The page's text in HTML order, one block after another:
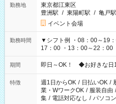
勤務地
東京都江東区
豊洲駅 / 東陽町駅 / 亀戸駅
イベント会場
勤務時間
▼シフト例 ・08：00～19
17：00 ・13：00～22：00 ・16：
仕事により勤務時間が異な
期間 即日～OK！ ◆お好きな日
特徴 週1日からOK / 日払いOK /
業・WワークOK / 服装自由 /
集 / 電話対応なし / パソコ